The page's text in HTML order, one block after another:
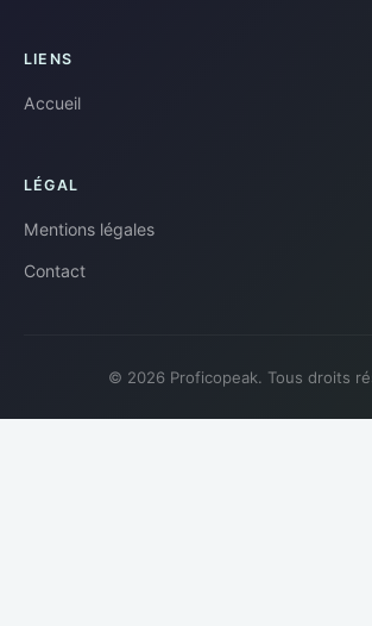
LIENS
Accueil
LÉGAL
Mentions légales
Contact
© 2026 Proficopeak. Tous droits